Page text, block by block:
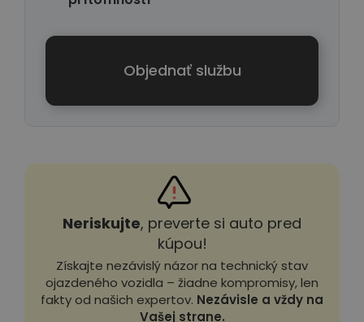
Objednať službu
Neriskujte, preverte si auto pred
kúpou!
Získajte nezávislý názor na technický stav
ojazdeného vozidla – žiadne kompromisy, len
fakty od našich expertov. Nezávisle a vždy na
Vašej strane.